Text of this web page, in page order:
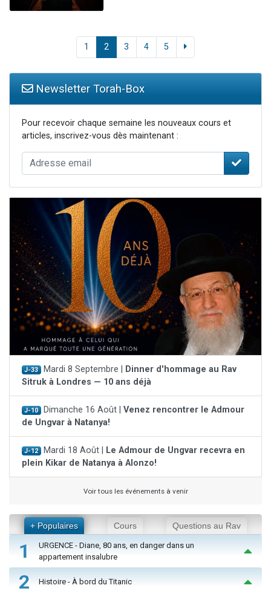
1 2 3 4 5
Newsletter Torah-Box
Pour recevoir chaque semaine les nouveaux cours et
articles, inscrivez-vous dès maintenant :
J-33 Mardi 8 Septembre |
Dinner d'hommage au Rav
Sitruk à Londres — 10 ans déjà
J-10 Dimanche 16 Août | Venez rencontrer le Admour
de Ungvar à Natanya!
J-12 Mardi 18 Août |
Le Admour de Ungvar recevra en
plein Kikar de Natanya à Alonzo!
Voir tous les événements à venir
+ Populaires Cours Questions au Rav
1
URGENCE - Diane, 80 ans, en danger dans un
appartement insalubre
2 Histoire - À bord du Titanic